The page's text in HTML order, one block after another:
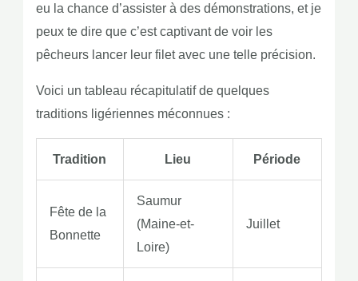
eu la chance d’assister à des démonstrations, et je
peux te dire que c’est captivant de voir les
pêcheurs lancer leur filet avec une telle précision.
Voici un tableau récapitulatif de quelques
traditions ligériennes méconnues :
Tradition Lieu Période
Fête de la
Bonnette
Saumur
(Maine-et-
Loire)
Juillet